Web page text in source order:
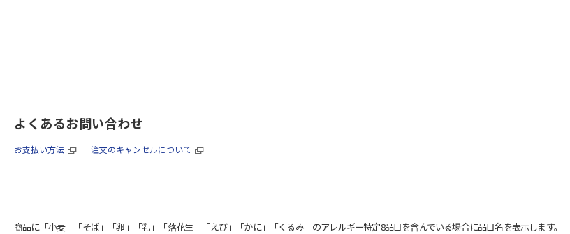
よくあるお問い合わせ
お支払い方法 注文のキャンセルについて
商品に「小麦」「そば」「卵」「乳」「落花生」「えび」「かに」「くるみ」のアレルギー特定8品目を含んでいる場合に品目名を表示します。